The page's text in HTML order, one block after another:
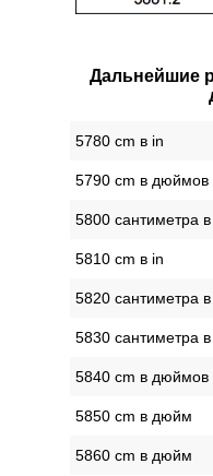
Дальнейшие
5780 cm в in
5790 cm в дюймов
5800 сантиметра
5810 cm в in
5820 сантиметра в
5830 сантиметра
5840 cm в дюймов
5850 cm в дюйм
5860 cm в дюйм